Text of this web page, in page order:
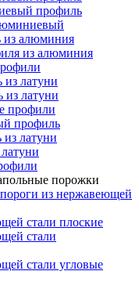
профиль
алюминия
из алюминия
латуни
латуни
профили
профиль
латуни
порожки
из нержавеющей
стали плоские
стали
стали угловые